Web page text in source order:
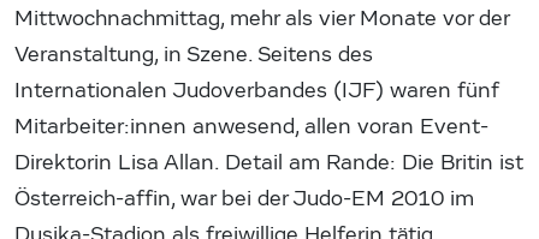
Mittwochnachmittag, mehr als vier Monate vor der
Veranstaltung, in Szene. Seitens des
Internationalen Judoverbandes (IJF) waren fünf
Mitarbeiter:innen anwesend, allen voran Event-
Direktorin Lisa Allan. Detail am Rande: Die Britin ist
Österreich-affin, war bei der Judo-EM 2010 im